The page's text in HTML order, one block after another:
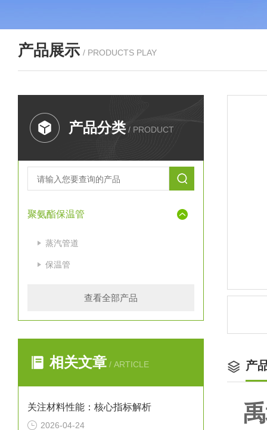
产品展示 / PRODUCTS PLAY
产品分类 / PRODUCT
聚氨酯保温管
蒸汽管道
保温管
查看全部产品
相关文章 / ARTICLE
关注材料性能：核心指标解析
2026-04-24
产